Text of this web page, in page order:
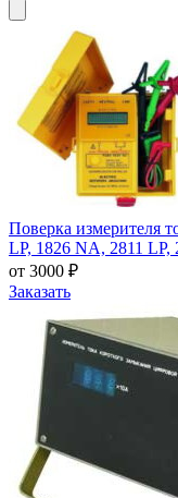
Поверка измерителя
LP, 1826 NA, 2811
от 3000 ₽
Заказать